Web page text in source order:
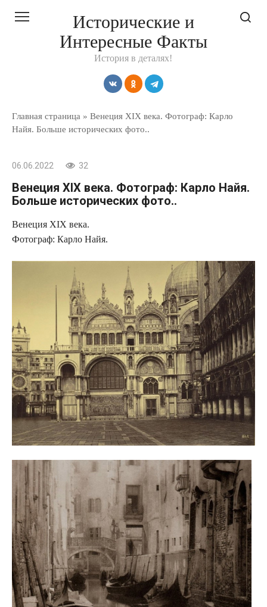
Исторические и
Интересные Факты
История в деталях!
Главная страница » Венеция XIX века. Фотограф: Карло
Найя. Больше исторических фото..
06.06.2022 32
Венеция XIX века. Фотограф: Карло Найя.
Больше исторических фото..
Венеция XIX века.
Фотограф: Карло Найя.